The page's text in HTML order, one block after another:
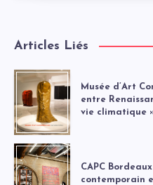
Articles Liés
Musée d’Art
entre
vie climatique
CAPC
contemporain